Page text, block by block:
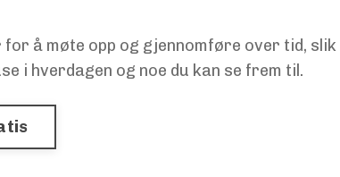
å møte opp og gjennomføre over tid,
i hverdagen og noe du kan se frem til.